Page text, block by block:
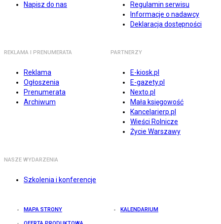
Napisz do nas
Regulamin serwisu
Informacje o nadawcy
Deklaracja dostępności
REKLAMA I PRENUMERATA
Reklama
Ogłoszenia
Prenumerata
Archiwum
PARTNERZY
E-kiosk.pl
E-gazety.pl
Nexto.pl
Mała księgowość
Kancelarierp.pl
Wieści Rolnicze
Życie Warszawy
NASZE WYDARZENIA
Szkolenia i konferencje
MAPA STRONY KALENDARIUM